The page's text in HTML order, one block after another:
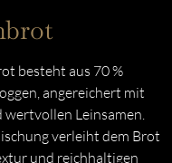
besteht aus 70 %
angereichert mit
Leinsamen.
verleiht dem Brot
und reichhaltigen